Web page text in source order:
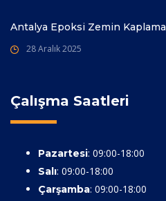
Antalya Epoksi Zemin Kaplama
28 Aralık 2025
Çalışma Saatleri
Pazartesi: 09:00-18:00
Salı: 09:00-18:00
Çarşamba: 09:00-18:00